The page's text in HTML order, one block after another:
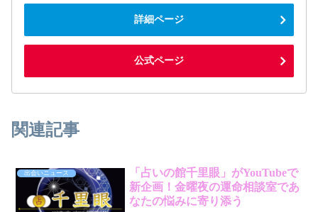
詳細ページ
公式ページ
関連記事
出会いニュース
「占いの館千里眼」がYouTubeで
新企画！金曜夜の運命相談室であ
なたの悩みに寄り添う